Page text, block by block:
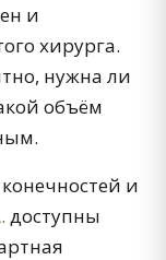
и
хирурга.
нужна ли
объём
и
доступны